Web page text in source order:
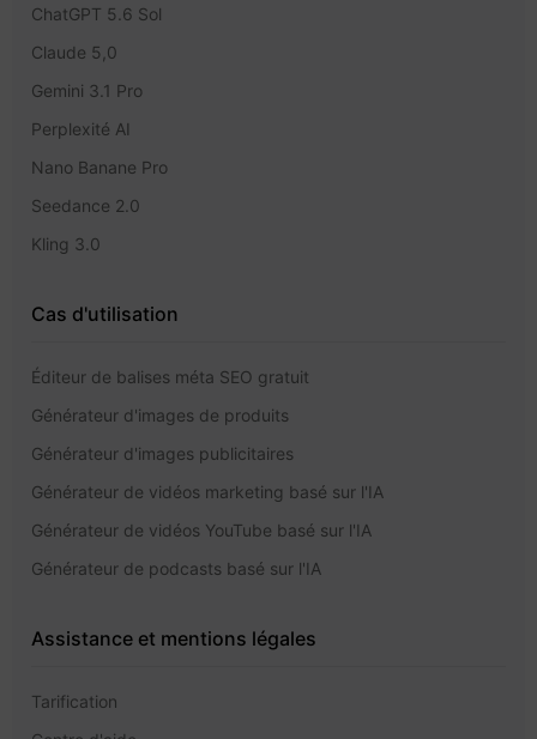
ChatGPT 5.6 Sol
Claude 5,0
Gemini 3.1 Pro
Perplexité AI
Nano Banane Pro
Seedance 2.0
Kling 3.0
Cas d'utilisation
Éditeur de balises méta SEO gratuit
Générateur d'images de produits
Générateur d'images publicitaires
Générateur de vidéos marketing basé sur l'IA
Générateur de vidéos YouTube basé sur l'IA
Générateur de podcasts basé sur l'IA
Assistance et mentions légales
Tarification